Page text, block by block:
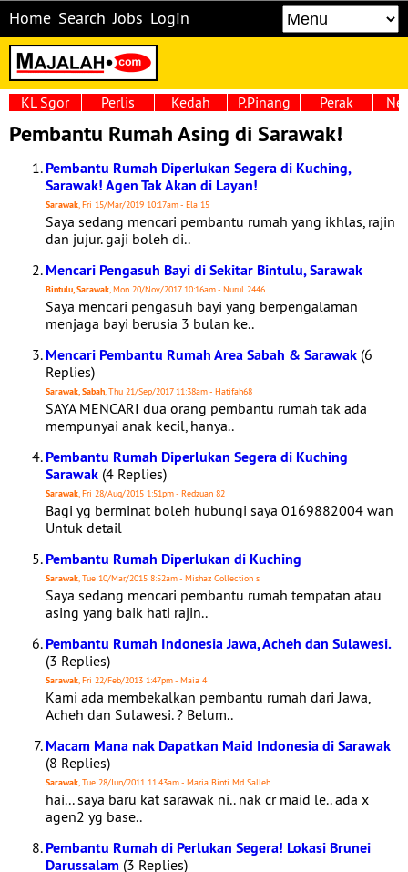
Home Search Jobs Login
KL Sgor Perlis Kedah P.Pinang Perak
Pembantu Rumah Asing di Sarawak!
Pembantu Rumah Diperlukan Segera di Kuching,
Sarawak! Agen Tak Akan di Layan!
Sarawak, Fri 15/Mar/2019 10:17am - Ela 15
Saya sedang mencari pembantu rumah yang ikhlas, rajin
dan jujur. gaji boleh di..
Mencari Pengasuh Bayi di Sekitar Bintulu, Sarawak
Bintulu, Sarawak, Mon 20/Nov/2017 10:16am - Nurul 2446
Saya mencari pengasuh bayi yang berpengalaman
menjaga bayi berusia 3 bulan ke..
Mencari Pembantu Rumah Area Sabah & Sarawak (6
Replies)
Sarawak, Sabah, Thu 21/Sep/2017 11:38am - Hatifah68
SAYA MENCARI dua orang pembantu rumah tak ada
mempunyai anak kecil, hanya..
Pembantu Rumah Diperlukan Segera di Kuching
Sarawak (4 Replies)
Sarawak, Fri 28/Aug/2015 1:51pm - Redzuan 82
Bagi yg berminat boleh hubungi saya 0169882004 wan
Untuk detail
Pembantu Rumah Diperlukan di Kuching
Sarawak, Tue 10/Mar/2015 8:52am - Mishaz Collection s
Saya sedang mencari pembantu rumah tempatan atau
asing yang baik hati rajin..
Pembantu Rumah Indonesia Jawa, Acheh dan Sulawesi.
(3 Replies)
Sarawak, Fri 22/Feb/2013 1:47pm - Maia 4
Kami ada membekalkan pembantu rumah dari Jawa,
Acheh dan Sulawesi. ? Belum..
Macam Mana nak Dapatkan Maid Indonesia di Sarawak
(8 Replies)
Sarawak, Tue 28/Jun/2011 11:43am - Maria Binti Md Salleh
hai... saya baru kat sarawak ni.. nak cr maid le.. ada x
agen2 yg base..
Pembantu Rumah di Perlukan Segera! Lokasi Brunei
Darussalam (3 Replies)